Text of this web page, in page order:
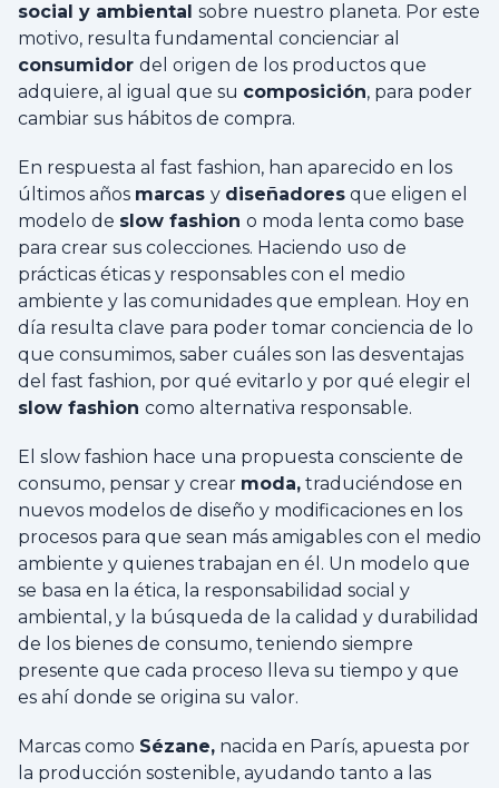
social y ambiental sobre nuestro planeta. Por este
motivo, resulta fundamental concienciar al
consumidor del origen de los productos que
adquiere, al igual que su composición, para poder
cambiar sus hábitos de compra.
En respuesta al fast fashion, han aparecido en los
últimos años marcas y diseñadores que eligen el
modelo de slow fashion o moda lenta como base
para crear sus colecciones. Haciendo uso de
prácticas éticas y responsables con el medio
ambiente y las comunidades que emplean. Hoy en
día resulta clave para poder tomar conciencia de lo
que consumimos, saber cuáles son las desventajas
del fast fashion, por qué evitarlo y por qué elegir el
slow fashion como alternativa responsable.
El slow fashion hace una propuesta consciente de
consumo, pensar y crear moda, traduciéndose en
nuevos modelos de diseño y modificaciones en los
procesos para que sean más amigables con el medio
ambiente y quienes trabajan en él. Un modelo que
se basa en la ética, la responsabilidad social y
ambiental, y la búsqueda de la calidad y durabilidad
de los bienes de consumo, teniendo siempre
presente que cada proceso lleva su tiempo y que
es ahí donde se origina su valor.
Marcas como Sézane, nacida en París, apuesta por
la producción sostenible, ayudando tanto a las